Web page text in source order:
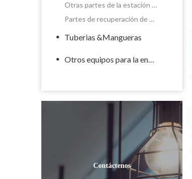
Otras partes de la estación de servicio
Partes de recuperación de vapor del dispensador
Tuberias &Mangueras
Otros equipos para la energía
Contáctenos